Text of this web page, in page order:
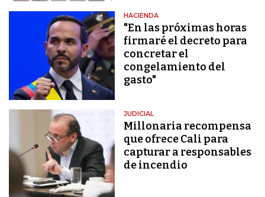
HACIENDA
"En las próximas horas
firmaré el decreto para
concretar el
congelamiento del
gasto"
JUDICIAL
Millonaria recompensa
que ofrece Cali para
capturar a responsables
de incendio